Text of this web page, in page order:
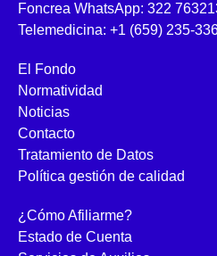
Foncrea WhatsApp: 322
Telemedicina: +1 (659) 235-
El Fondo
Normatividad
Noticias
Contacto
Tratamiento de Datos
Política gestión de calidad
¿Cómo Afiliarme?
Estado de Cuenta